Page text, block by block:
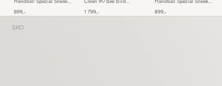
899,-
Blue
1 799,- 899,-
SKO